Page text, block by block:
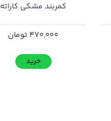
کمربند مشکی کاراته
470,000 تومان
خرید